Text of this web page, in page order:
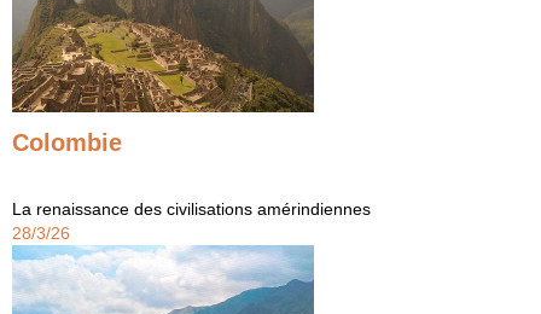
Colombie
La renaissance des civilisations amérindiennes
28/3/26